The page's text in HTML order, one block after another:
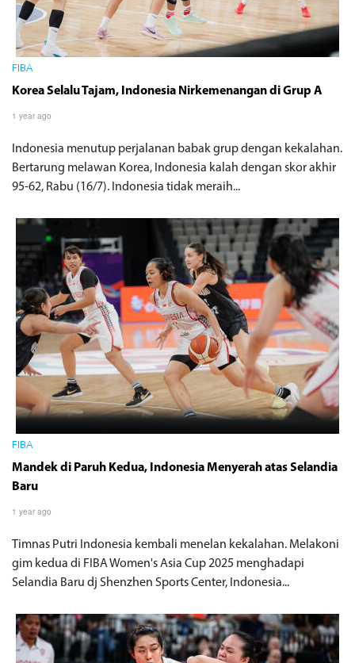
FIBA
Korea Selalu Tajam, Indonesia Nirkemenangan di Grup A
1 year ago
Indonesia menutup perjalanan babak grup dengan kekalahan.
Bertarung melawan Korea, Indonesia kalah dengan skor akhir
95-62, Rabu (16/7). Indonesia tidak meraih...
FIBA
Mandek di Paruh Kedua, Indonesia Menyerah atas Selandia
Baru
1 year ago
Timnas Putri Indonesia kembali menelan kekalahan. Melakoni
gim kedua di FIBA Women's Asia Cup 2025 menghadapi
Selandia Baru dj Shenzhen Sports Center, Indonesia...